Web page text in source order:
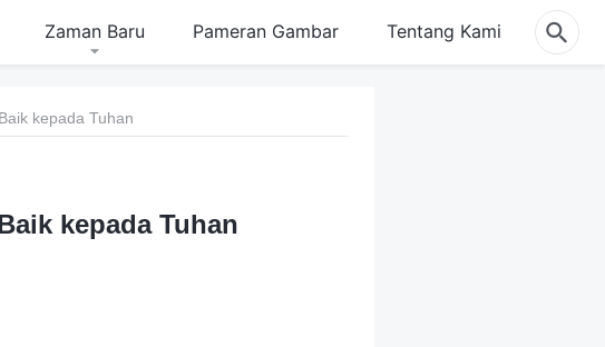
Zaman Baru Pameran Gambar Tentang Kami
kepada Tuhan
kepada Tuhan